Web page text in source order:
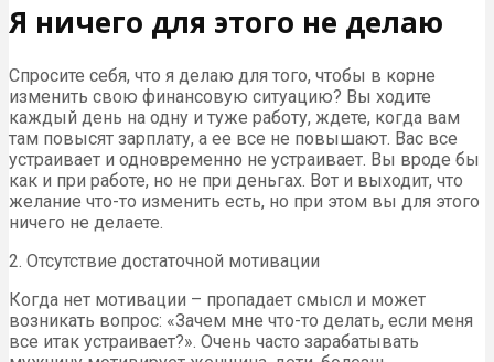
Я ничего для этого не делаю
Спросите себя, что я делаю для того, чтобы в корне
изменить свою финансовую ситуацию? Вы ходите
каждый день на одну и туже работу, ждете, когда вам
там повысят зарплату, а ее все не повышают. Вас все
устраивает и одновременно не устраивает. Вы вроде бы
как и при работе, но не при деньгах. Вот и выходит, что
желание что-то изменить есть, но при этом вы для этого
ничего не делаете.
2. Отсутствие достаточной мотивации
Когда нет мотивации – пропадает смысл и может
возникать вопрос: «Зачем мне что-то делать, если меня
все итак устраивает?». Очень часто зарабатывать